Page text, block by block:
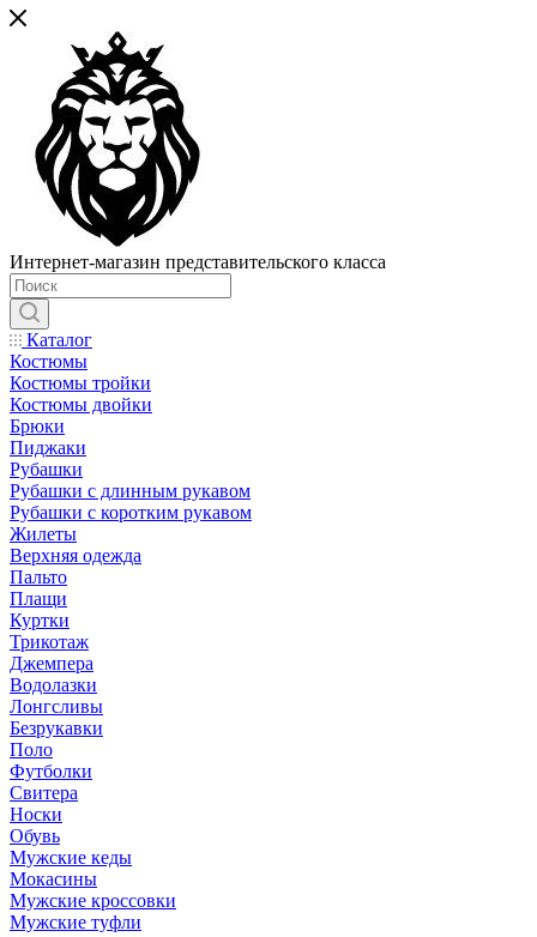
Интернет-магазин представительского класса
Каталог
Костюмы
Костюмы тройки
Костюмы двойки
Брюки
Пиджаки
Рубашки
Рубашки с длинным рукавом
Рубашки с коротким рукавом
Жилеты
Верхняя одежда
Пальто
Плащи
Куртки
Трикотаж
Джемпера
Водолазки
Лонгсливы
Безрукавки
Поло
Футболки
Свитера
Носки
Обувь
Мужские кеды
Мокасины
Мужские кроссовки
Мужские туфли